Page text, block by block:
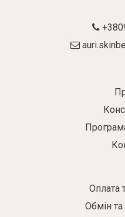
Оплата
Обмін